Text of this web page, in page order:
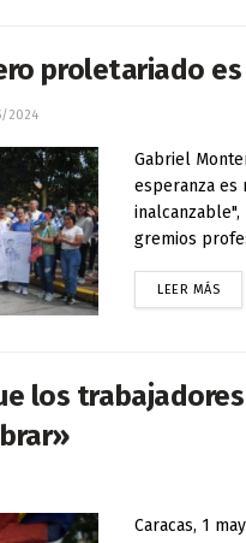
proletariado
2024
Gabriel
esperanza es
gremios
LEER MÁS
los
Caracas, 1